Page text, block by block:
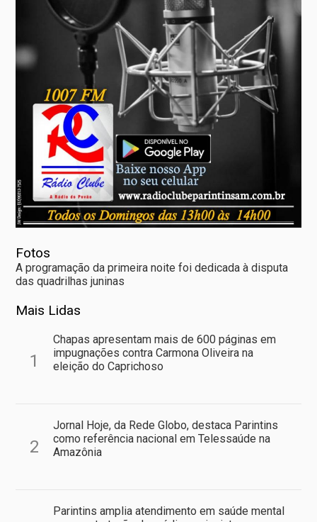
Fotos
A programação da primeira noite foi dedicada à disputa
das quadrilhas juninas
Mais Lidas
1
Chapas apresentam mais de 600 páginas em
impugnações contra Carmona Oliveira na
eleição do Caprichoso
2
Jornal Hoje, da Rede Globo, destaca Parintins
como referência nacional em Telessaúde na
Amazônia
Parintins amplia atendimento em saúde mental